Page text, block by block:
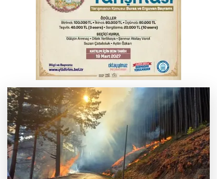
Serbest piyasada altın fiyatları...
YENİ Parti Genel Başkanı Özel'den
Çerçeve Yasa yorumu